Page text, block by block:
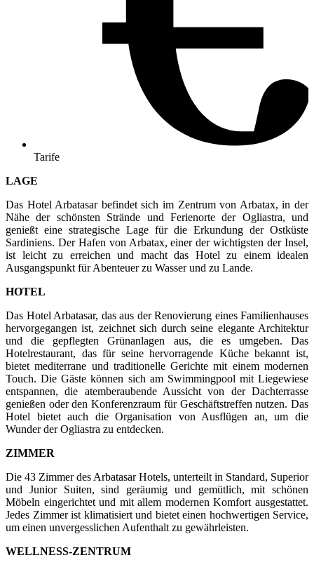
Tarife
LAGE
Das Hotel Arbatasar befindet sich im Zentrum von Arbatax, in der
Nähe der schönsten Strände und Ferienorte der Ogliastra, und
genießt eine strategische Lage für die Erkundung der Ostküste
Sardiniens. Der Hafen von Arbatax, einer der wichtigsten der Insel,
ist leicht zu erreichen und macht das Hotel zu einem idealen
Ausgangspunkt für Abenteuer zu Wasser und zu Lande.
HOTEL
Das Hotel Arbatasar, das aus der Renovierung eines Familienhauses
hervorgegangen ist, zeichnet sich durch seine elegante Architektur
und die gepflegten Grünanlagen aus, die es umgeben. Das
Hotelrestaurant, das für seine hervorragende Küche bekannt ist,
bietet mediterrane und traditionelle Gerichte mit einem modernen
Touch. Die Gäste können sich am Swimmingpool mit Liegewiese
entspannen, die atemberaubende Aussicht von der Dachterrasse
genießen oder den Konferenzraum für Geschäftstreffen nutzen. Das
Hotel bietet auch die Organisation von Ausflügen an, um die
Wunder der Ogliastra zu entdecken.
ZIMMER
Die 43 Zimmer des Arbatasar Hotels, unterteilt in Standard, Superior
und Junior Suiten, sind geräumig und gemütlich, mit schönen
Möbeln eingerichtet und mit allem modernen Komfort ausgestattet.
Jedes Zimmer ist klimatisiert und bietet einen hochwertigen Service,
um einen unvergesslichen Aufenthalt zu gewährleisten.
WELLNESS-ZENTRUM